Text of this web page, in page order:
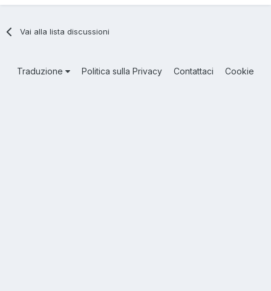
Vai alla lista discussioni
Traduzione Politica sulla Privacy Contattaci Cookie